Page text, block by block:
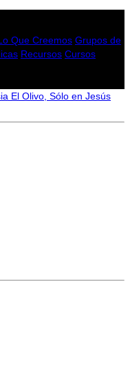
Que Creemos Grupos de
Recursos Cursos